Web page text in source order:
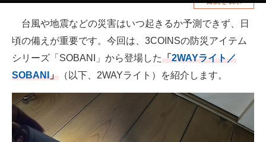
生活家電 生活用品
空調・季節家電 美容・コスメ
釣り具・釣り用品 食品・飲料・お酒
食器・グラス・カトラリー
メディア
台風や地震などの災害はいつ起きるか予測できず、日
頃の備えが重要です。今回は、3COINSの防災アイテム
シリーズ「SOBANI」から登場した「2WAYライト／
SOBANI」 （以下、2WAYライト）を紹介します。